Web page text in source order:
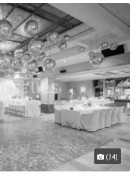
(24)